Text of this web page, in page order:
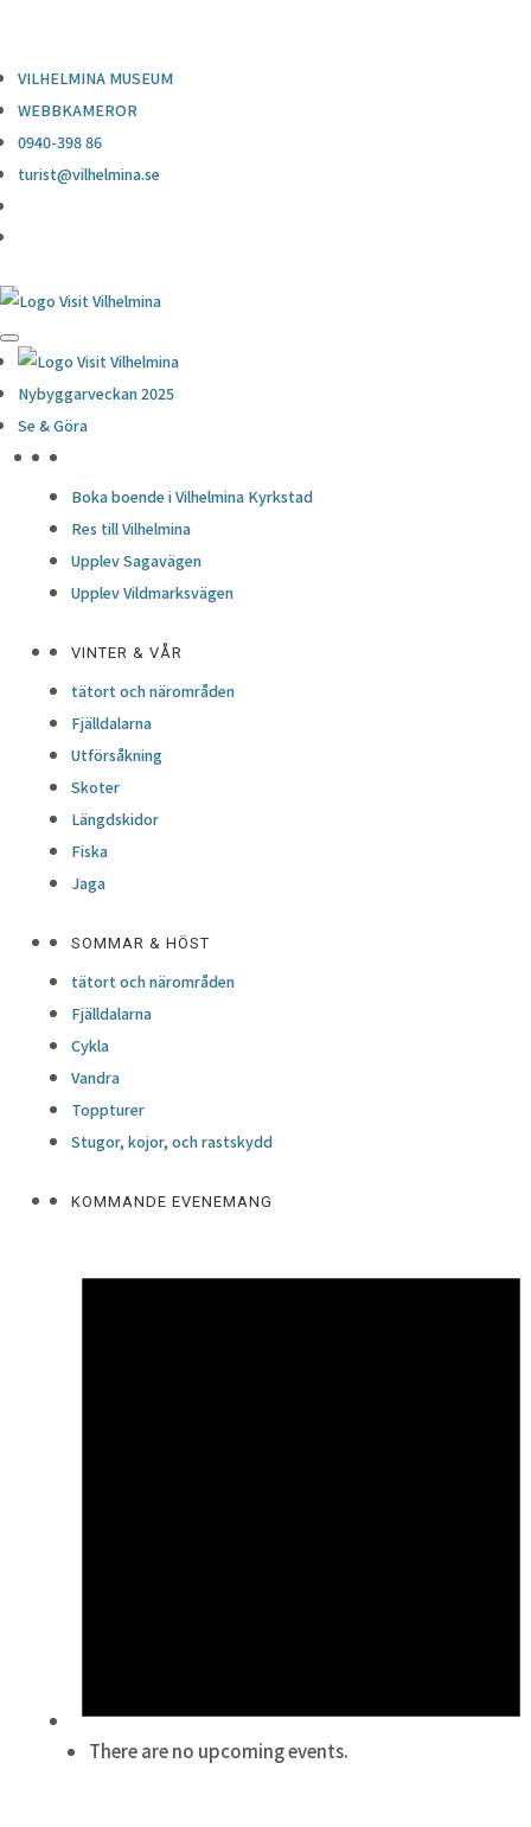
VILHELMINA MUSEUM
WEBBKAMEROR
0940-398 86
turist@vilhelmina.se
Nybyggarveckan 2025
Se & Göra
Boka boende i Vilhelmina Kyrkstad
Res till Vilhelmina
Upplev Sagavägen
Upplev Vildmarksvägen
VINTER & VÅR
tätort och närområden
Fjälldalarna
Utförsåkning
Skoter
Längdskidor
Fiska
Jaga
SOMMAR & HÖST
tätort och närområden
Fjälldalarna
Cykla
Vandra
Toppturer
Stugor, kojor, och rastskydd
KOMMANDE EVENEMANG
There are no upcoming events.